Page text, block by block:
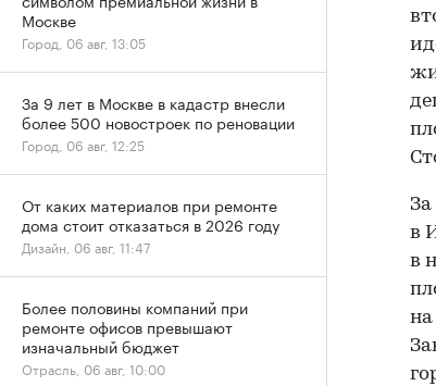
в
в
на
Москве
Город, 06 авг, 13:05
За 9 лет в Москве в кадастр внесли
более 500 новостроек по реновации
Город, 06 авг, 12:25
От каких материалов при ремонте
дома стоит отказаться в 2026 году
Дизайн, 06 авг, 11:47
Более половины компаний при
ремонте офисов превышают
изначальный бюджет
Отрасль, 06 авг, 10:00